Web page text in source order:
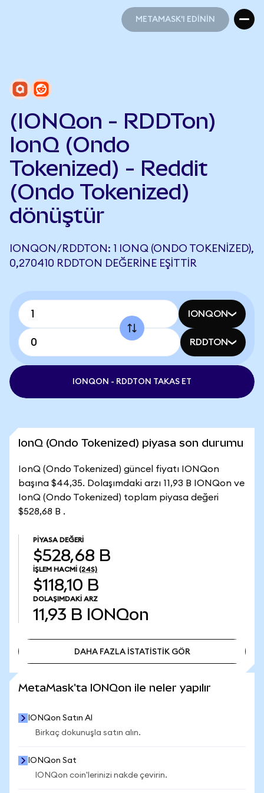
METAMASK'I EDİNİN
(IONQon - RDDTon)
IonQ (Ondo
Tokenized) - Reddit
(Ondo Tokenized)
dönüştür
IONQON/RDDTON: 1 IONQ (ONDO TOKENIZED),
0,270410 RDDTON DEĞERINE EŞITTIR
IONQON
RDDTON
IONQON - RDDTON TAKAS ET
IonQ (Ondo Tokenized) piyasa son durumu
IonQ (Ondo Tokenized) güncel fiyatı IONQon
başına $44,35. Dolaşımdaki arzı 11,93 B IONQon ve
IonQ (Ondo Tokenized) toplam piyasa değeri
$528,68 B .
PIYASA DEĞERI
$528,68 B
İŞLEM HACMI (24S)
$118,10 B
DOLAŞIMDAKI ARZ
11,93 B IONQon
DAHA FAZLA İSTATİSTİK GÖR
MetaMask'ta IONQon ile neler yapılır
IONQon Satın Al
Birkaç dokunuşla satın alın.
IONQon Sat
IONQon coin'lerinizi nakde çevirin.